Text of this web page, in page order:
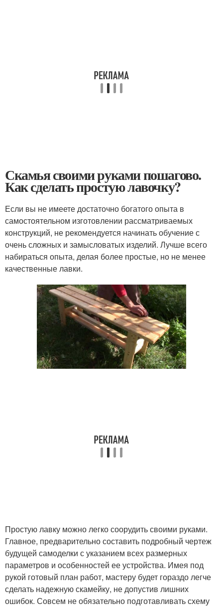
Скамья своими руками пошагово.
Как сделать простую лавочку?
Если вы не имеете достаточно богатого опыта в
самостоятельном изготовлении рассматриваемых
конструкций, не рекомендуется начинать обучение с
очень сложных и замысловатых изделий. Лучше всего
набираться опыта, делая более простые, но не менее
качественные лавки.
Простую лавку можно легко соорудить своими руками.
Главное, предварительно составить подробный чертеж
будущей самоделки с указанием всех размерных
параметров и особенностей ее устройства. Имея под
рукой готовый план работ, мастеру будет гораздо легче
сделать надежную скамейку, не допустив лишних
ошибок. Совсем не обязательно подготавливать схему